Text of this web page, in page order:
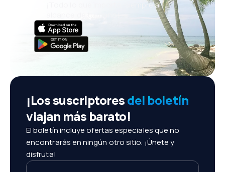
¡Todo lo que importa, siempre al
¡Los suscriptoresdel boletín
viajan más barato!
El boletín incluye ofertas especiales que no
encontrarás en ningún otro sitio. ¡Únete y
disfruta!
Tu dirección de email